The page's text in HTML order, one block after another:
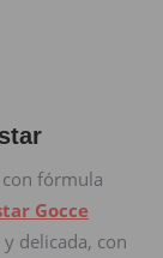
fórmula
Gocce
delicada, con